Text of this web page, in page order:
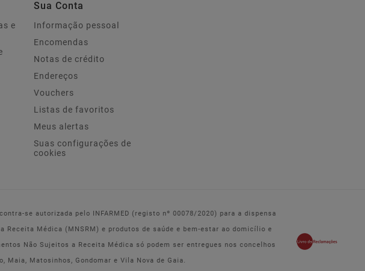
e
Sua Conta
Informação pessoal
Encomendas
Notas de crédito
Endereços
Vouchers
Listas de favoritos
Meus alertas
Suas configurações de
cookies
se autorizada pelo INFARMED (registo nº 00078/2020) para a dispensa
Receita Médica (MNSRM) e produtos de saúde e bem-estar ao domicílio e
Não Sujeitos a Receita Médica só podem ser entregues nos concelhos
Maia, Matosinhos, Gondomar e Vila Nova de Gaia.